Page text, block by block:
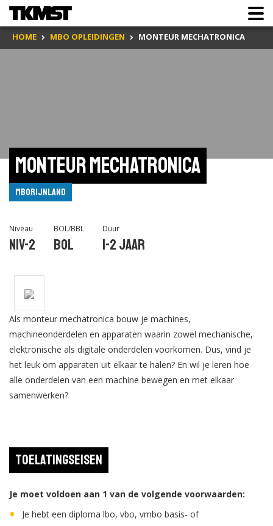
HOME MBO OPLEIDINGEN MONTEUR MECHATRONICA
Monteur mechatronica
mboRijnland
Niveau
Niv-2
BOL/BBL
BOL
Duur
1-2 jaar
Als monteur mechatronica bouw je machines,
machineonderdelen en apparaten waarin zowel mechanische,
elektronische als digitale onderdelen voorkomen. Dus, vind je
het leuk om apparaten uit elkaar te halen? En wil je leren hoe
alle onderdelen van een machine bewegen en met elkaar
samenwerken?
Toelatingseisen
Je moet voldoen aan 1 van de volgende voorwaarden:
Je hebt een diploma lbo, vbo, vmbo basis- of